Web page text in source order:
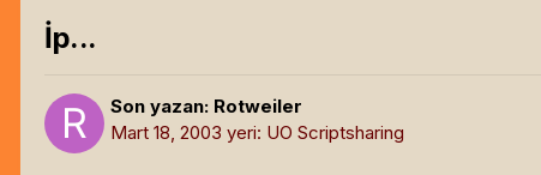
İp...
Son yazan: Rotweiler
Mart 18, 2003 yeri: UO Scriptsharing